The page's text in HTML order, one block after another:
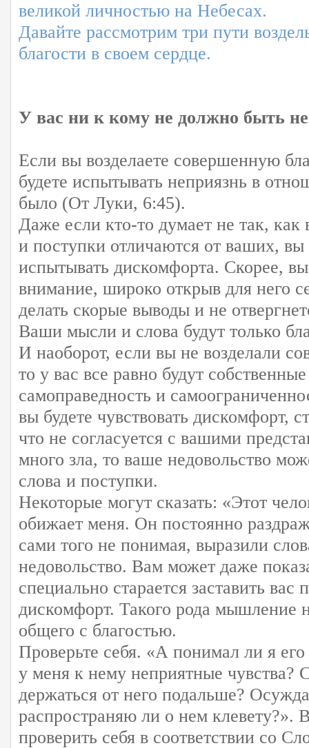
великой личностью на Небесах.
Давайте рассмотрим три пути
благости в своем сердце.
У вас ни к кому не должно быть
Если вы возделаете совершенную
будете испытывать неприязнь в
было (От Луки, 6:45).
Даже если кто-то думает не так, как
и поступки отличаются от ваших, вы
испытывать дискомфорта. Скорее,
внимание, широко открыв для него
делать скорые выводы и не
Ваши мысли и слова будут только
И наоборот, если вы не возделали
то у вас все равно будут
самоправедность и
вы будете чувствовать дискомфорт,
что не согласуется с вашими
много зла, то ваше недовольство
слова и поступки.
Некоторые могут сказать: «Этот
обижает меня. Он постоянно
сами того не понимая, выразили
недовольство. Вам может даже
специально старается заставить вас
дискомфорт. Такого рода мышление
общего с благостью.
Проверьте себя. «А понимал ли я его
у меня к нему неприятные чувства?
держаться от него подальше?
распространяю ли о нем
проверить себя в соответствии со